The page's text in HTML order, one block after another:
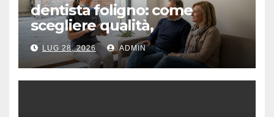
dentista foligno: come
scegliere qualità,
prevenzione e fiducia
LUG 28, 2026 ADMIN